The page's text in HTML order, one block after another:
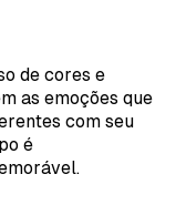
de cores e
as emoções que
com seu
é